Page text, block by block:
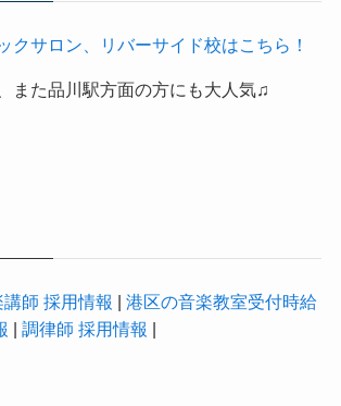
イド校
クサロン、リバーサイド校はこちら！